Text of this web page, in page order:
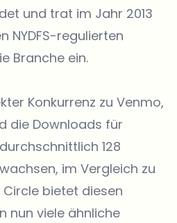
und trat im Jahr 2013
NYDFS-regulierten
Branche ein.
Konkurrenz zu Venmo,
die Downloads für
durchschnittlich 128
im Vergleich zu
bietet diesen
nun viele ähnliche